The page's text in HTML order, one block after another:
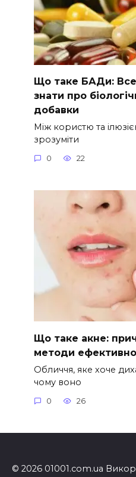
Що таке БАДи:
знати про
добавки
Між користю та
зрозуміти
0 22
Що таке акне:
методи
Обличчя, яке хоче
чому воно
0 26
© 2026 01001.com.ua